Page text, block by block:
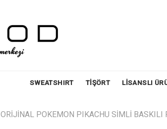
SWEATSHIRT TİŞÖRT LİSANSLI
ORİJİNAL POKEMON PIKACHU SİMLİ BASKILI